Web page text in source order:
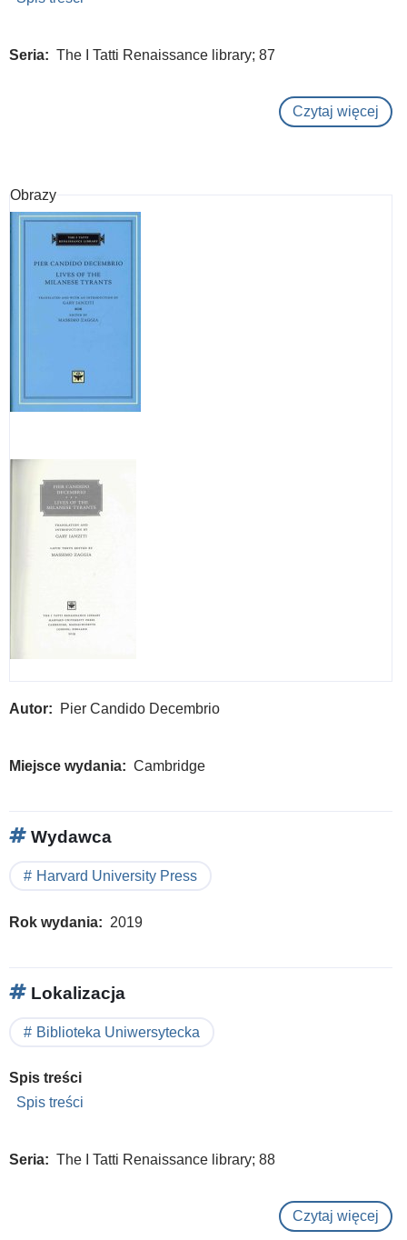
Seria The I Tatti Renaissance library; 87
Czytaj więcej
Obrazy
Autor Pier Candido Decembrio
Miejsce wydania Cambridge
Wydawca
Harvard University Press
Rok wydania 2019
Lokalizacja
Biblioteka Uniwersytecka
Spis treści
Spis treści
Seria The I Tatti Renaissance library; 88
Czytaj więcej